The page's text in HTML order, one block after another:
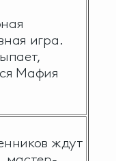
игра.
Мафия
ждут